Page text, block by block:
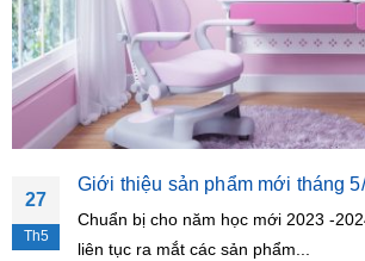
27
Th5
Giới thiệu sản phẩm mới tháng
Chuẩn bị cho năm học mới 2023 -
liên tục ra mắt các sản phẩm...